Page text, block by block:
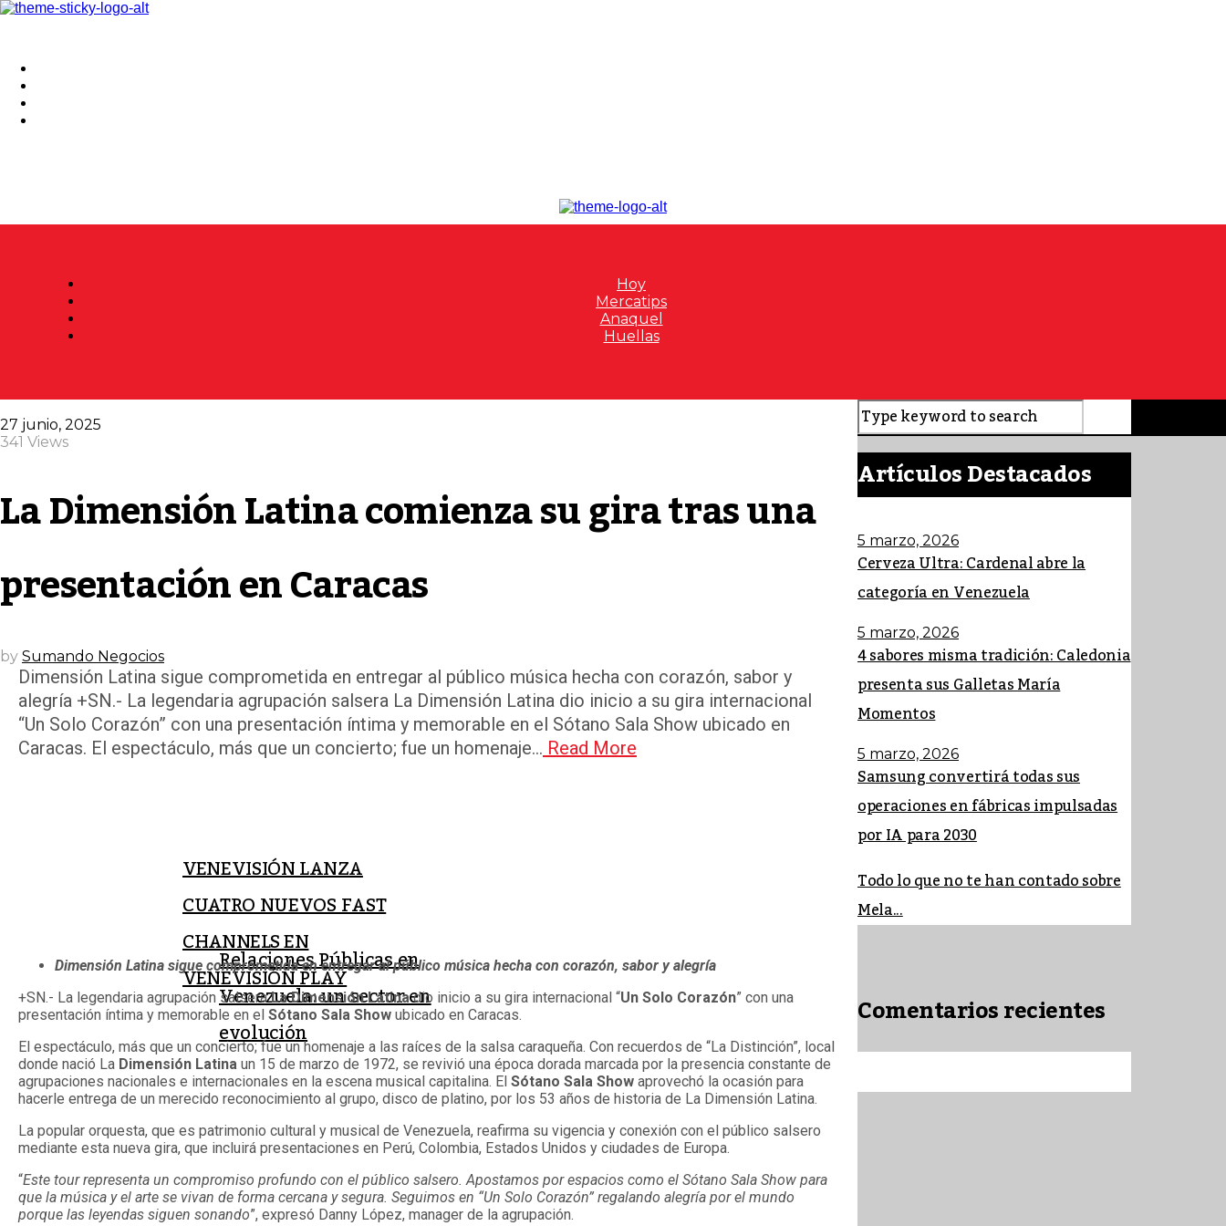
Hoy
Mercatips
Anaquel
Huellas
27 junio, 2025
341 Views
La Dimensión Latina comienza su gira tras una
presentación en Caracas
by Sumando Negocios
Dimensión Latina sigue comprometida en entregar al público música hecha con corazón, sabor y
alegría +SN.- La legendaria agrupación salsera La Dimensión Latina dio inicio a su gira internacional
“Un Solo Corazón” con una presentación íntima y memorable en el Sótano Sala Show ubicado en
Caracas. El espectáculo, más que un concierto; fue un homenaje... Read More
VENEVISIÓN LANZA
CUATRO NUEVOS FAST
CHANNELS EN
VENEVISIÓN PLAY
Relaciones Públicas en
Venezuela: un sector en
evolución
Dimensión Latina sigue comprometida en entregar al público música hecha con corazón, sabor y alegría
+SN.- La legendaria agrupación salseraLa Dimensión Latinadio inicio a su gira internacional “Un Solo Corazón” con una
presentación íntima y memorable en el Sótano Sala Show ubicado en Caracas.
El espectáculo, más que un concierto; fue un homenaje a las raíces de la salsa caraqueña. Con recuerdos de “La Distinción”, local
donde nació La Dimensión Latina un 15 de marzo de 1972, se revivió una época dorada marcada por la presencia constante de
agrupaciones nacionales e internacionales en la escena musical capitalina. El Sótano Sala Show aprovechó la ocasión para
hacerle entrega de un merecido reconocimiento al grupo, disco de platino, por los 53 años de historia de La Dimensión Latina.
La popular orquesta, que es patrimonio cultural y musical de Venezuela, reafirma su vigencia y conexión con el público salsero
mediante esta nueva gira, que incluirá presentaciones en Perú, Colombia, Estados Unidos y ciudades de Europa.
“Este tour representa un compromiso profundo con el público salsero. Apostamos por espacios como el Sótano Sala Show para
que la música y el arte se vivan de forma cercana y segura. Seguimos en “Un Solo Corazón” regalando alegría por el mundo
porque las leyendas siguen sonando”, expresó Danny López, manager de la agrupación.
Artículos Destacados
5 marzo, 2026
Cerveza Ultra: Cardenal abre la
categoría en Venezuela
5 marzo, 2026
4 sabores misma tradición: Caledonia
presenta sus Galletas María
Momentos
5 marzo, 2026
Samsung convertirá todas sus
operaciones en fábricas impulsadas
por IA para 2030
Todo lo que no te han contado sobre
Mela...
Comentarios recientes